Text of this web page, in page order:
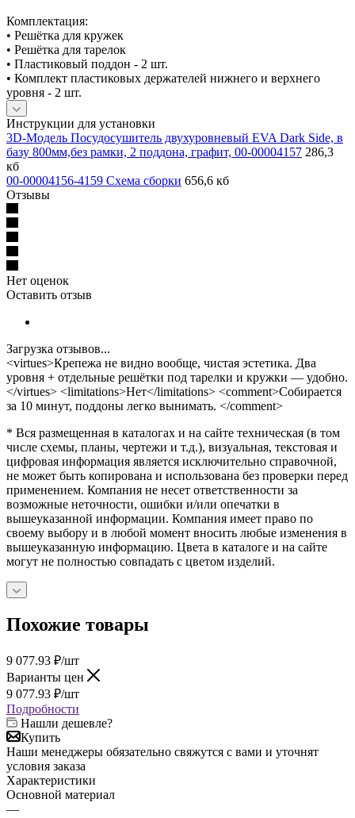
Комплектация:
• Решётка для кружек
• Решётка для тарелок
• Пластиковый поддон - 2 шт.
• Комплект пластиковых держателей нижнего и верхнего
уровня - 2 шт.
Инструкции для установки
3D-Модель Посудосушитель двухуровневый EVA Dark Side, в
базу 800мм,без рамки, 2 поддона, графит, 00-00004157 286,3
кб
00-00004156-4159 Схема сборки 656,6 кб
Отзывы
Нет оценок
Оставить отзыв
Загрузка отзывов...
<virtues>Крепежа не видно вообще, чистая эстетика. Два
уровня + отдельные решётки под тарелки и кружки — удобно.
</virtues> <limitations>Нет</limitations> <comment>Собирается
за 10 минут, поддоны легко вынимать. </comment>
* Вся размещенная в каталогах и на сайте техническая (в том
числе схемы, планы, чертежи и т.д.), визуальная, текстовая и
цифровая информация является исключительно справочной,
не может быть копирована и использована без проверки перед
применением. Компания не несет ответственности за
возможные неточности, ошибки и/или опечатки в
вышеуказанной информации. Компания имеет право по
своему выбору и в любой момент вносить любые изменения в
вышеуказанную информацию. Цвета в каталоге и на сайте
могут не полностью совпадать с цветом изделий.
Похожие товары
9 077.93 ₽/шт
Варианты цен
9 077.93 ₽/шт
Подробности
Нашли дешевле?
Купить
Наши менеджеры обязательно свяжутся с вами и уточнят
условия заказа
Характеристики
Основной материал
—